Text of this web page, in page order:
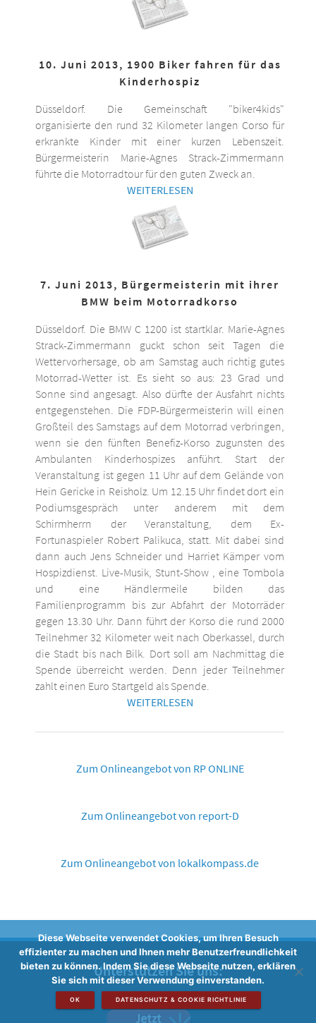
10. Juni 2013, 1900 Biker fahren für das
Kinderhospiz
Düsseldorf. Die Gemeinschaft "biker4kids"
organisierte den rund 32 Kilometer langen Corso für
erkrankte Kinder mit einer kurzen Lebenszeit.
Bürgermeisterin Marie-Agnes Strack-Zimmermann
führte die Motorradtour für den guten Zweck an.
WEITERLESEN
7. Juni 2013, Bürgermeisterin mit ihrer
BMW beim Motorradkorso
Düsseldorf. Die BMW C 1200 ist startklar. Marie-Agnes
Strack-Zimmermann guckt schon seit Tagen die
Wettervorhersage, ob am Samstag auch richtig gutes
Motorrad-Wetter ist. Es sieht so aus: 23 Grad und
Sonne sind angesagt. Also dürfte der Ausfahrt nichts
entgegenstehen. Die FDP-Bürgermeisterin will einen
Großteil des Samstags auf dem Motorrad verbringen,
wenn sie den fünften Benefiz-Korso zugunsten des
Ambulanten Kinderhospizes anführt. Start der
Veranstaltung ist gegen 11 Uhr auf dem Gelände von
Hein Gericke in Reisholz. Um 12.15 Uhr findet dort ein
Podiumsgespräch unter anderem mit dem
Schirmherrn der Veranstaltung, dem Ex-
Fortunaspieler Robert Palikuca, statt. Mit dabei sind
dann auch Jens Schneider und Harriet Kämper vom
Hospizdienst. Live-Musik, Stunt-Show , eine Tombola
und eine Händlermeile bilden das
Familienprogramm bis zur Abfahrt der Motorräder
gegen 13.30 Uhr. Dann führt der Korso die rund 2000
Teilnehmer 32 Kilometer weit nach Oberkassel, durch
die Stadt bis nach Bilk. Dort soll am Nachmittag die
Spende überreicht werden. Denn jeder Teilnehmer
zahlt einen Euro Startgeld als Spende.
WEITERLESEN
Zum Onlineangebot von RP ONLINE
Zum Onlineangebot von report-D
Zum Onlineangebot von lokalkompass.de
Unterstützen Sie uns:
Diese Webseite verwendet Cookies, um Ihren Besuch
effizienter zu machen und Ihnen mehr Benutzerfreundlichkeit
bieten zu können. Indem Sie diese Webseite nutzen, erklären
Sie sich mit dieser Verwendung einverstanden.
OK DATENSCHUTZ & COOKIE RICHTLINIE